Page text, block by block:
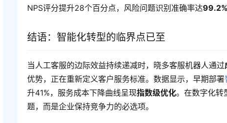
NPS评分提升28个百分点，风险问题识别准确率达
结语：智能化转型的临界点已至
当人工客服的边际效益持续递减时，晓多客服机器人通过
优势，正在重新定义客户服务标准。数据显示，早期部署
升41%，服务成本下降曲线呈现指数级优化。在数字化转
题，而是企业保持竞争力的必选项。